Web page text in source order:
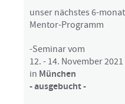
unser nächstes 6-
Mentor-Programm
-Seminar vom
12. - 14. November 2021
in München
- ausgebucht -